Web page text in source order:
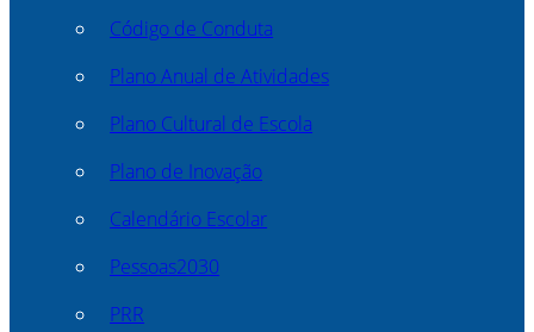
Código de Conduta
Plano Anual de Atividades
Plano Cultural de Escola
Plano de Inovação
Calendário Escolar
Pessoas2030
PRR